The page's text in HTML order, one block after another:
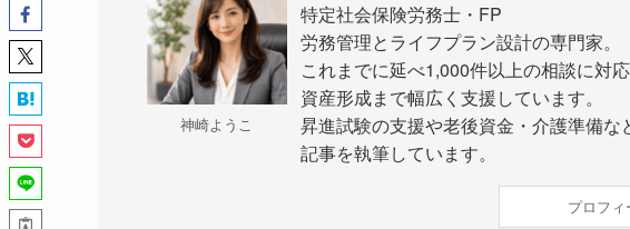
神崎ようこ
特定社会保険労務士・FP
労務管理とライフプラン設計の専門家。
これまでに延べ1,000件以上の相談に対
資産形成まで幅広く支援しています。
昇進試験の支援や老後資金・介護準備な
記事を執筆しています。
プロフ